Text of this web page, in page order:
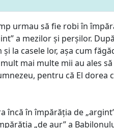
urmau să fie robi în
a mezilor și perșilor.
la casele lor, așa cum
mai multe mii au ales
pentru că El dorea
încă în împărăția de
„de aur” a